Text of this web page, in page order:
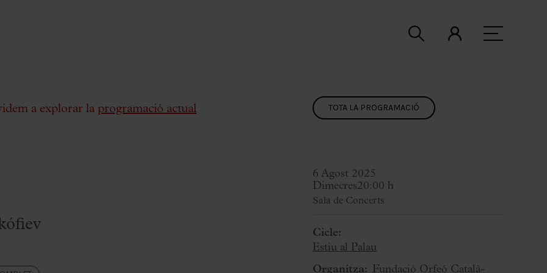
a explorar la programació actual TOTA LA PROGRAMACIÓ
6 Agost 2025
Dimecres20:00 h
Sala de Concerts
Cicle:
Estiu al Palau
Organitza: Fundació Orfeó Català-